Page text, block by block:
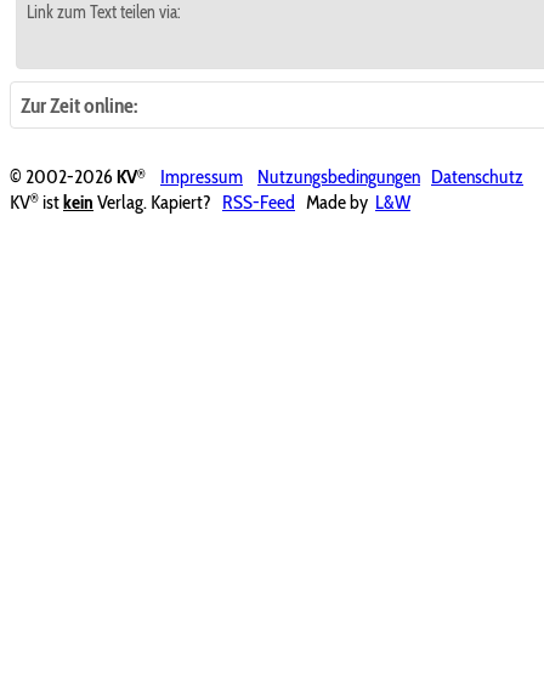
Link zum Text teilen via:
Zur Zeit online:
© 2002-2026KV® Impressum Nutzungsbedingungen Datenschutz
KV® ist kein Verlag. Kapiert? RSS-Feed Made by L&W